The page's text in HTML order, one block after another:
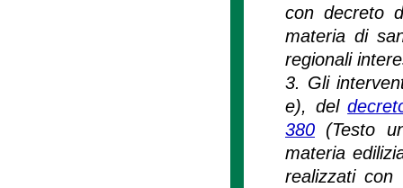
con decreto
materia di
regionali
3. Gli
e), del
380(Testo
materia
realizzati